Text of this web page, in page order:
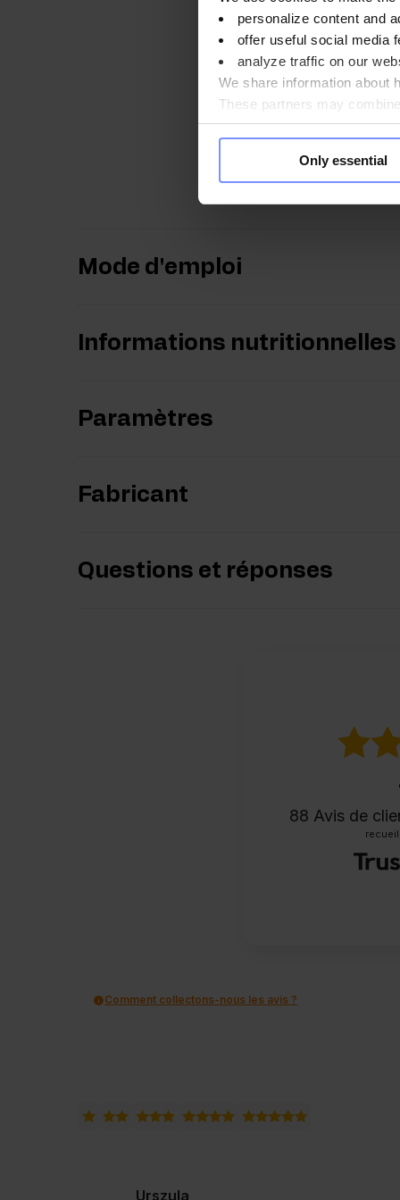
personalize content and
offer useful social media
analyze traffic on our
We share information about
These partners may
you use their services. Do
Only essential
indépendants
OstroVit Inuline -
OstroVit Inuline -
Mode d'emploi
Informations nutritionnelles
Paramètres
Fabricant
Questions et réponses
88 Avis de
Comment collectons-nous les avis ?
Urszula